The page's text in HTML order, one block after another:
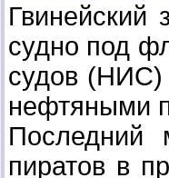
судно под
судов (НИС)
нефтяными
Последний
пиратов в